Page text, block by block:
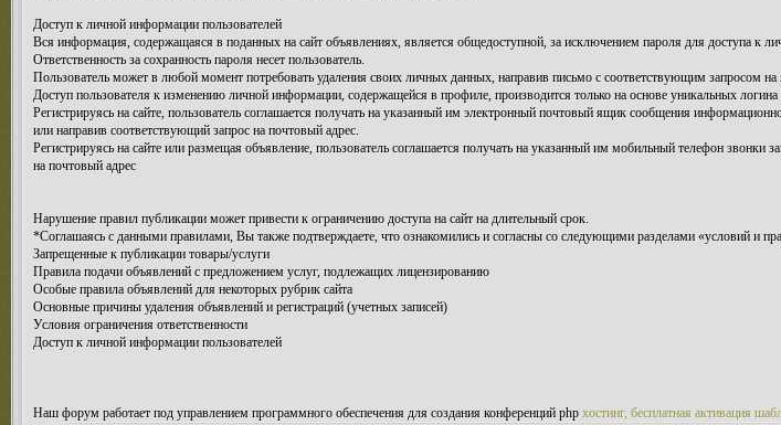
Доступ к личной информации пользователей
Вся информация, содержащаяся в поданных на сайт объявлениях, является общедоступной, за исключением пароля для доступа к
Ответственность за сохранность пароля несет пользователь.
Пользователь может в любой момент потребовать удаления своих личных данных, направив письмо с соответствующим запросом на
Доступ пользователя к изменению личной информации, содержащейся в профиле, производится только на основе уникальных
Регистрируясь на сайте, пользователь соглашается получать на указанный им электронный почтовый ящик сообщения
или направив соответствующий запрос на почтовый адрес.
Регистрируясь на сайте или размещая объявление, пользователь соглашается получать на указанный им мобильный телефон
на почтовый адрес
Нарушение правил публикации может привести к ограничению доступа на сайт на длительный срок.
*Соглашаясь с данными правилами, Вы также подтверждаете, что ознакомились и согласны со следующими разделами «условий и
Запрещенные к публикации товары/услуги
Правила подачи объявлений с предложением услуг, подлежащих лицензированию
Особые правила объявлений для некоторых рубрик сайта
Основные причины удаления объявлений и регистраций (учетных записей)
Условия ограничения ответственности
Доступ к личной информации пользователей
Наш форум работает под управлением программного обеспечения для создания конференций php хостинг, бесплатная активация